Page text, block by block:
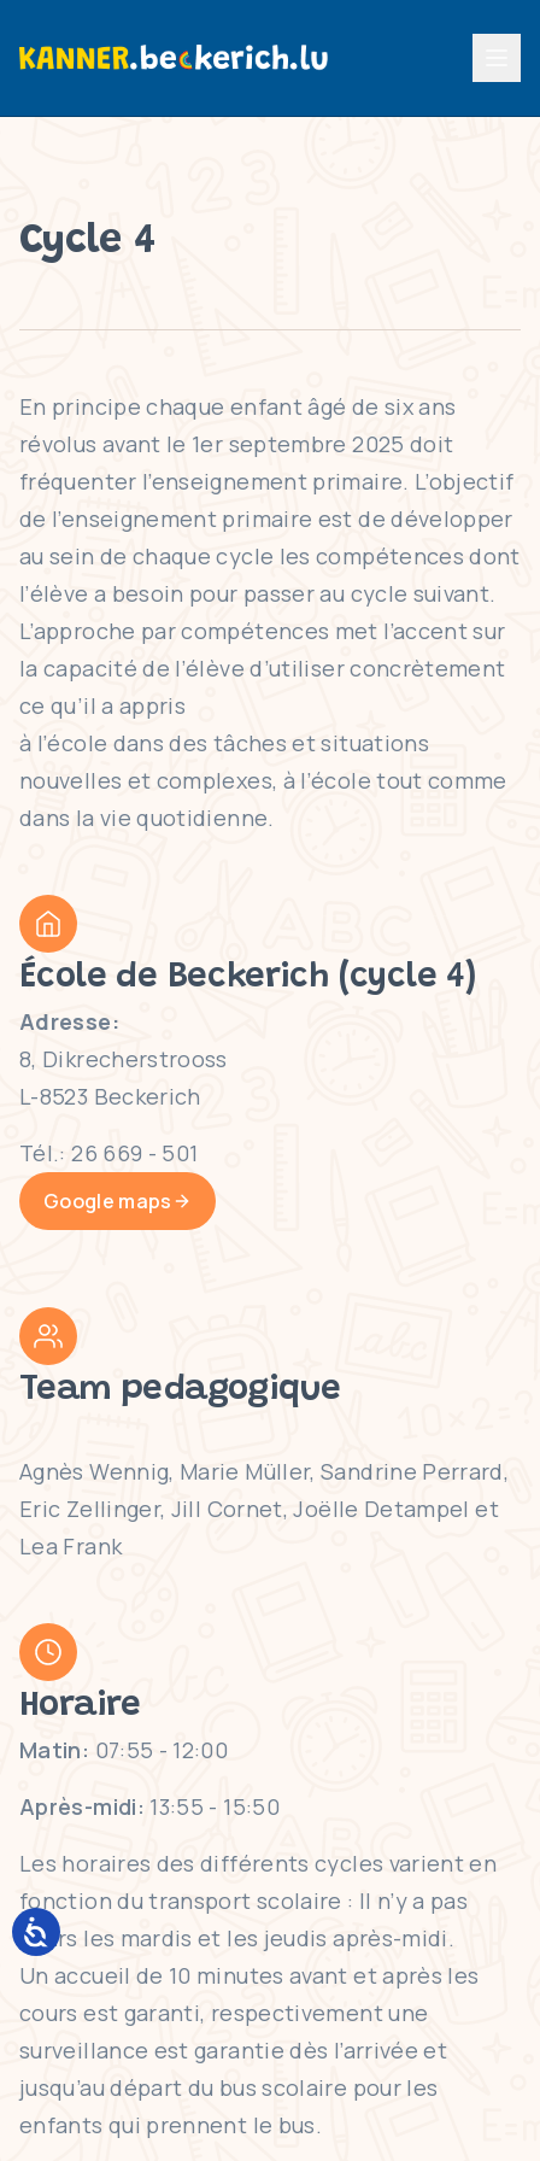
Cycle 4
En principe chaque enfant âgé de six ans
révolus avant le 1er septembre 2025 doit
fréquenter l’enseignement primaire. L’objectif
de l’enseignement primaire est de développer
au sein de chaque cycle les compétences dont
l’élève a besoin pour passer au cycle suivant.
L’approche par compétences met l’accent sur
la capacité de l’élève d’utiliser concrètement
ce qu’il a appris
à l’école dans des tâches et situations
nouvelles et complexes, à l’école tout comme
dans la vie quotidienne.
École de Beckerich (cycle 4)
Adresse:
8, Dikrecherstrooss
L-8523 Beckerich
Tél.: 26 669 - 501
Google maps
Team pedagogique
Agnès Wennig, Marie Müller, Sandrine Perrard,
Eric Zellinger, Jill Cornet, Joëlle Detampel et
Lea Frank
Horaire
Matin: 07:55 - 12:00
Après-midi: 13:55 - 15:50
Les horaires des différents cycles varient en
fonction du transport scolaire : Il n’y a pas
cours les mardis et les jeudis après-midi.
Un accueil de 10 minutes avant et après les
cours est garanti, respectivement une
surveillance est garantie dès l’arrivée et
jusqu’au départ du bus scolaire pour les
enfants qui prennent le bus.